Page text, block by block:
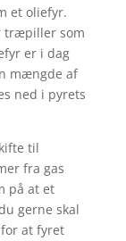
et oliefyr.
træpiller som
er i dag
mængde af
ned i pyrets
til
fra gas
på at et
gerne skal
at fyret